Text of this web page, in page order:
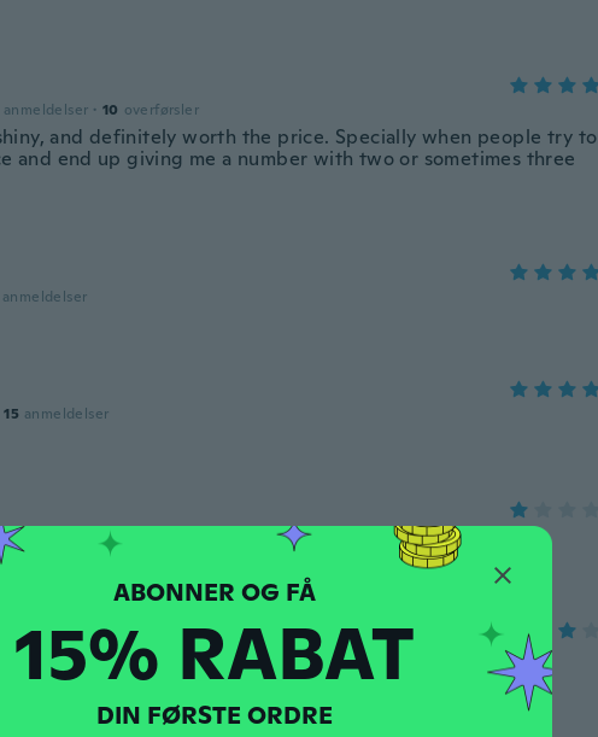
anmeldelser · 10 overførsler
and definitely worth the price. Specially when people try to
and end up giving me a number with two or sometimes three
anmeldelser
15 anmeldelser
4 anmeldelser ·
30 anmeldelser · 10 overførsler
I wish it was a half size larger
15% RABAT
DIN FØRSTE ORDRE